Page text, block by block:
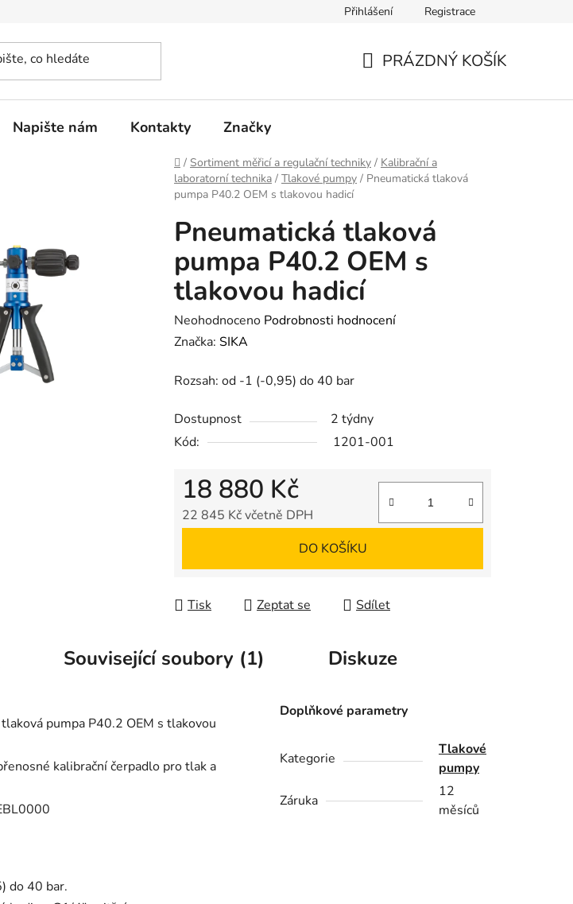
Přihlášení Registrace
PRÁZDNÝ KOŠÍK
Napište nám Kontakty Značky
Domů
/ Sortiment měřicí a regulační techniky / Kalibrační a
laboratorní technika / Tlakové pumpy / Pneumatická tlaková
pumpa P40.2 OEM s tlakovou hadicí
Pneumatická tlaková
pumpa P40.2 OEM s
tlakovou hadicí
Průměrné
hodnocení
je
z
5
Neohodnoceno Podrobnosti hodnocení
Značka: SIKA
Rozsah: od -1 (-0,95) do 40 bar
Dostupnost
2 týdny
Kód:
1201-001
18 880 Kč
22 845 Kč včetně DPH
DO KOŠÍKU
Tisk Zeptat se Sdílet
Související soubory (1) Diskuze
pumpa P40.2 OEM s tlakovou
kalibrační čerpadlo pro tlak a
do 40 bar.
Doplňkové parametry
Kategorie
Tlakové
pumpy
Záruka
12
měsíců